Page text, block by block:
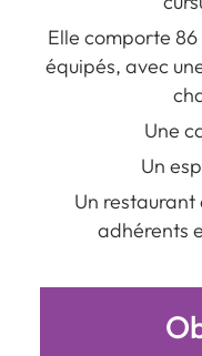
Elle comporte
équipés, avec
Une
Un
Un
adhérents